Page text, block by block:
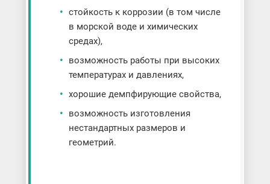
стойкость к коррозии (в том числе
в морской воде и химических
средах),
возможность работы при высоких
температурах и давлениях,
хорошие демпфирующие свойства,
возможность изготовления
нестандартных размеров и
геометрий.